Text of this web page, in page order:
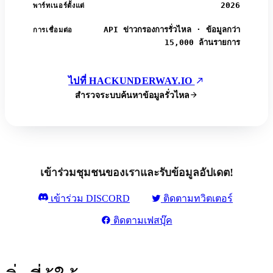
พาร์ทเนอร์ตั้งแต่ 2026
การเชื่อมต่อ
API ข่าวกรองการรั่วไหล · ข้อมูลกว่า
15,000 ล้านรายการ
ไปที่ HACKUNDERWAY.IO
สำรวจระบบค้นหาข้อมูลรั่วไหล
เข้าร่วมชุมชนของเราและรับข้อมูลอัปเดต!
เข้าร่วม DISCORD ติดตามทวิตเตอร์
ติดตามเฟสบุ๊ค